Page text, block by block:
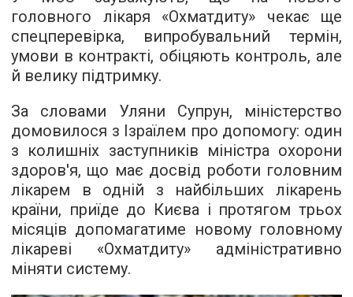
головного лікаря «Охматдиту» чекає ще
спецперевірка, випробувальний термін,
умови в контракті, обіцяють контроль, але
й велику підтримку.
За словами Уляни Супрун, міністерство
домовилося з Ізраїлем про допомогу: один
з колишніх заступників міністра охорони
здоров'я, що має досвід роботи головним
лікарем в одній з найбільших лікарень
країни, приїде до Києва і протягом трьох
місяців допомагатиме новому головному
лікареві «Охматдиту» адміністративно
міняти систему.